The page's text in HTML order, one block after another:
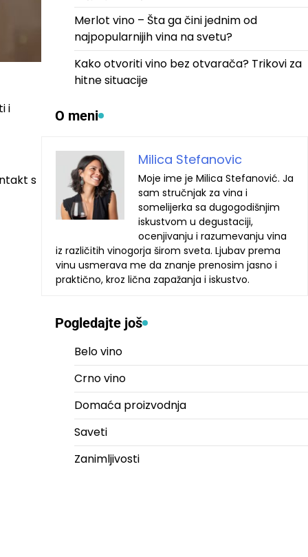
i
s
Merlot vino – Šta ga čini jednim od
najpopularnijih vina na svetu?
Kako otvoriti vino bez otvarača? Trikovi za
hitne situacije
O meni
Milica Stefanovic
Moje ime je Milica Stefanović. Ja
sam stručnjak za vina i
somelijerka sa dugogodišnjim
iskustvom u degustaciji,
ocenjivanju i razumevanju vina
iz različitih vinogorja širom sveta. Ljubav prema
vinu usmerava me da znanje prenosim jasno i
praktično, kroz lična zapažanja i iskustvo.
Pogledajte još
Belo vino
Crno vino
Domaća proizvodnja
Saveti
Zanimljivosti